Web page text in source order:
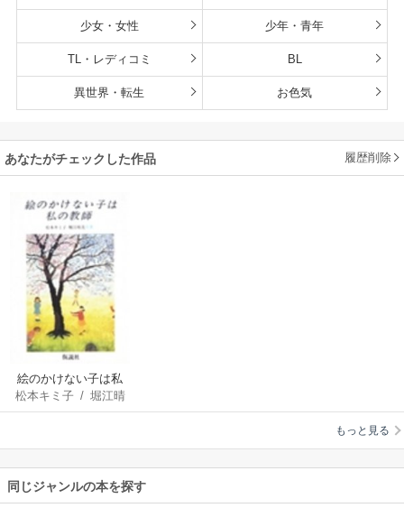
少女・女性 少年・青年
TL・レディコミ BL
異世界・転生 お色気
あなたがチェックした作品 履歴削除
絵のかけない子は私
の教師
松本キミ子/ 堀江晴
美
もっと見る
同じジャンルの本を探す